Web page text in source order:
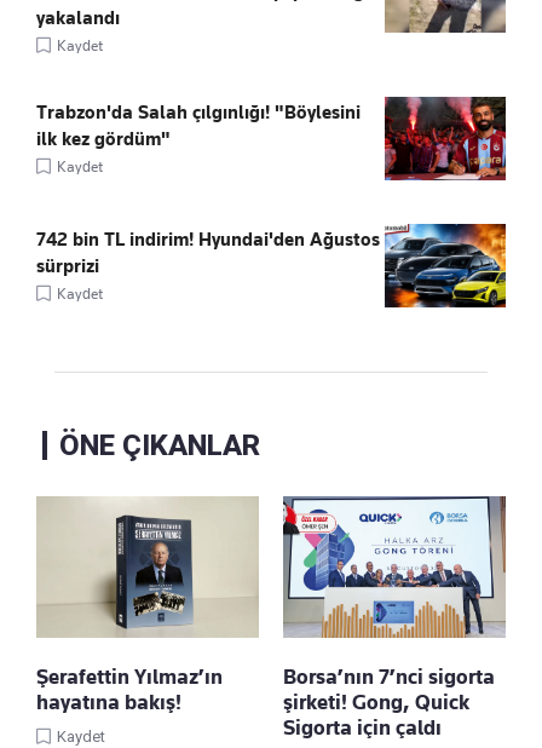
yakalandı
Kaydet
Trabzon'da Salah çılgınlığı! "Böylesini
ilk kez gördüm"
Kaydet
742 bin TL indirim! Hyundai'den Ağustos
sürprizi
Kaydet
ÖNE ÇIKANLAR
Şerafettin Yılmaz’ın
hayatına bakış!
Kaydet
Borsa’nın 7’nci sigorta
şirketi! Gong, Quick
Sigorta için çaldı